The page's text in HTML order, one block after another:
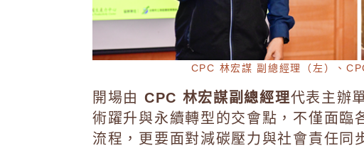
CPC 林宏謀 副總經理（左）、
開場由 CPC 林宏謀副總經理代表主辦
術躍升與永續轉型的交會點，不僅面
流程，更要面對減碳壓力與社會責任同